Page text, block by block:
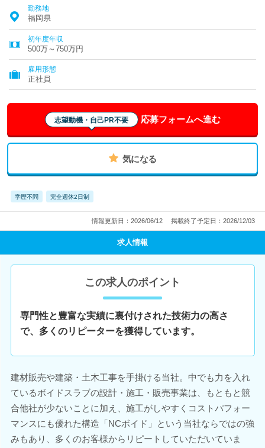
勤務地
福岡県
初年度年収
500万～750万円
雇用形態
正社員
志望動機・自己PR不要 応募フォームへ進む
気になる
学歴不問 完全週休2日制
情報更新日：2026/06/12 掲載終了予定日：2026/12/03
求人情報
この求人のポイント
専門性と豊富な実績に裏付けされた技術力の高さ
で、多くのリピーターを獲得しています。
建材販売や建築・土木工事を手掛ける当社。中でも力を入れ
ているボイドスラブの設計・施工・販売事業は、もともと競
合他社が少ないことに加え、施工がしやすくコストパフォー
マンスにも優れた構造「NCボイド」という当社ならではの強
みもあり、多くのお客様からリピートしていただいていま